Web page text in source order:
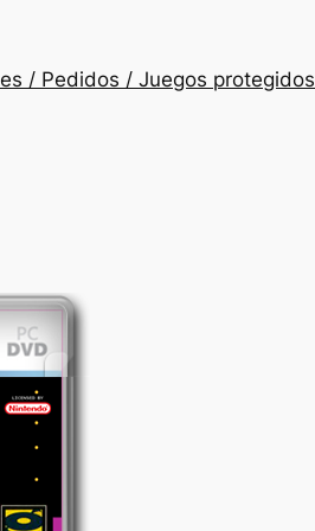
/ Pedidos / Juegos protegidos